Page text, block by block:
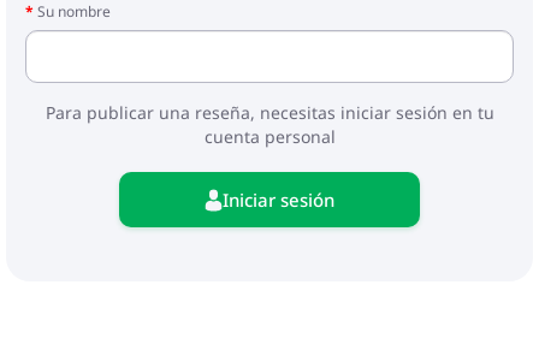
Su nombre
Para publicar una reseña, necesitas iniciar sesión en tu
cuenta personal
Iniciar sesión